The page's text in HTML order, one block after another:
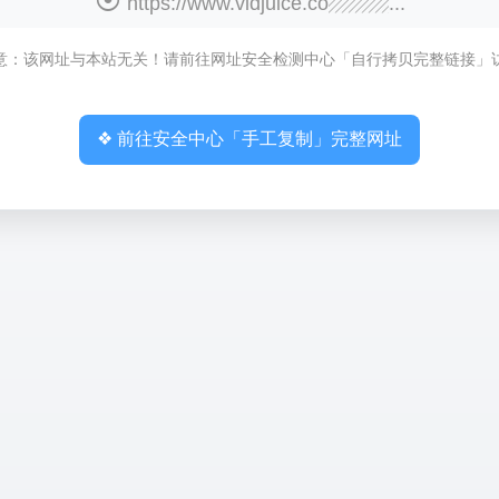
：该网址与本站无关！请前往网址安全检测中心「自行拷贝完整链接」
❖ 前往安全中心「手工复制」完整网址